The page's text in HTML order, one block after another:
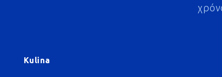
Kulina